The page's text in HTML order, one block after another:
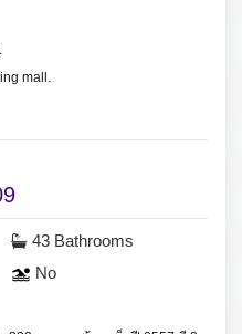
43 Bathrooms
No
mall.